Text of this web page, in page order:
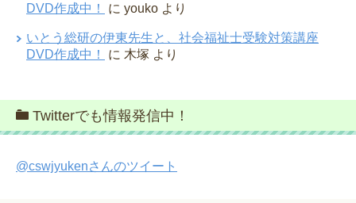
DVD作成中！
に youko より
いとう総研の伊東先生と、社会福祉士受験対策講座
DVD作成中！
に 木塚 より
Twitterでも情報発信中！
@cswjyukenさんのツイート